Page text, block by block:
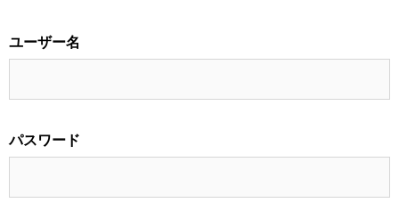
ユーザー名
パスワード